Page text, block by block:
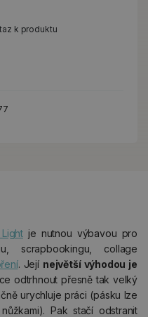
k produktu
je nutnou výbavou pro
scrapbookingu, collage
. Její největší výhodou je
odtrhnout přesně tak velký
urychluje práci (pásku lze
Pak stačí odstranit